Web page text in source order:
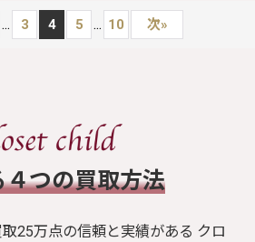
... 3 4 5 ... 10 次»
４つの買取方法
25万点の信頼と実績がある クロ